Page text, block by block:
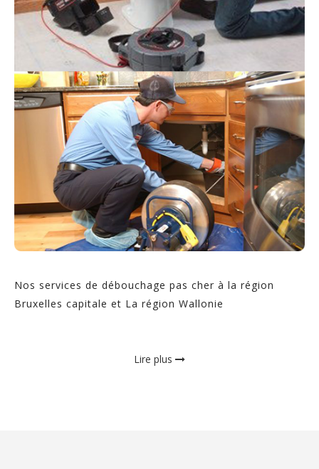
Nos services de débouchage pas cher à la région
Bruxelles capitale et La région Wallonie
Lire plus